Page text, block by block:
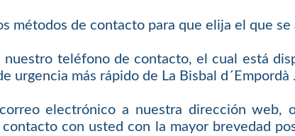
métodos de contacto para que elija el que
teléfono de contacto, el cual está
urgencia más rápido de La Bisbal d´Empordà .
electrónico a nuestra dirección
con usted con la mayor brevedad